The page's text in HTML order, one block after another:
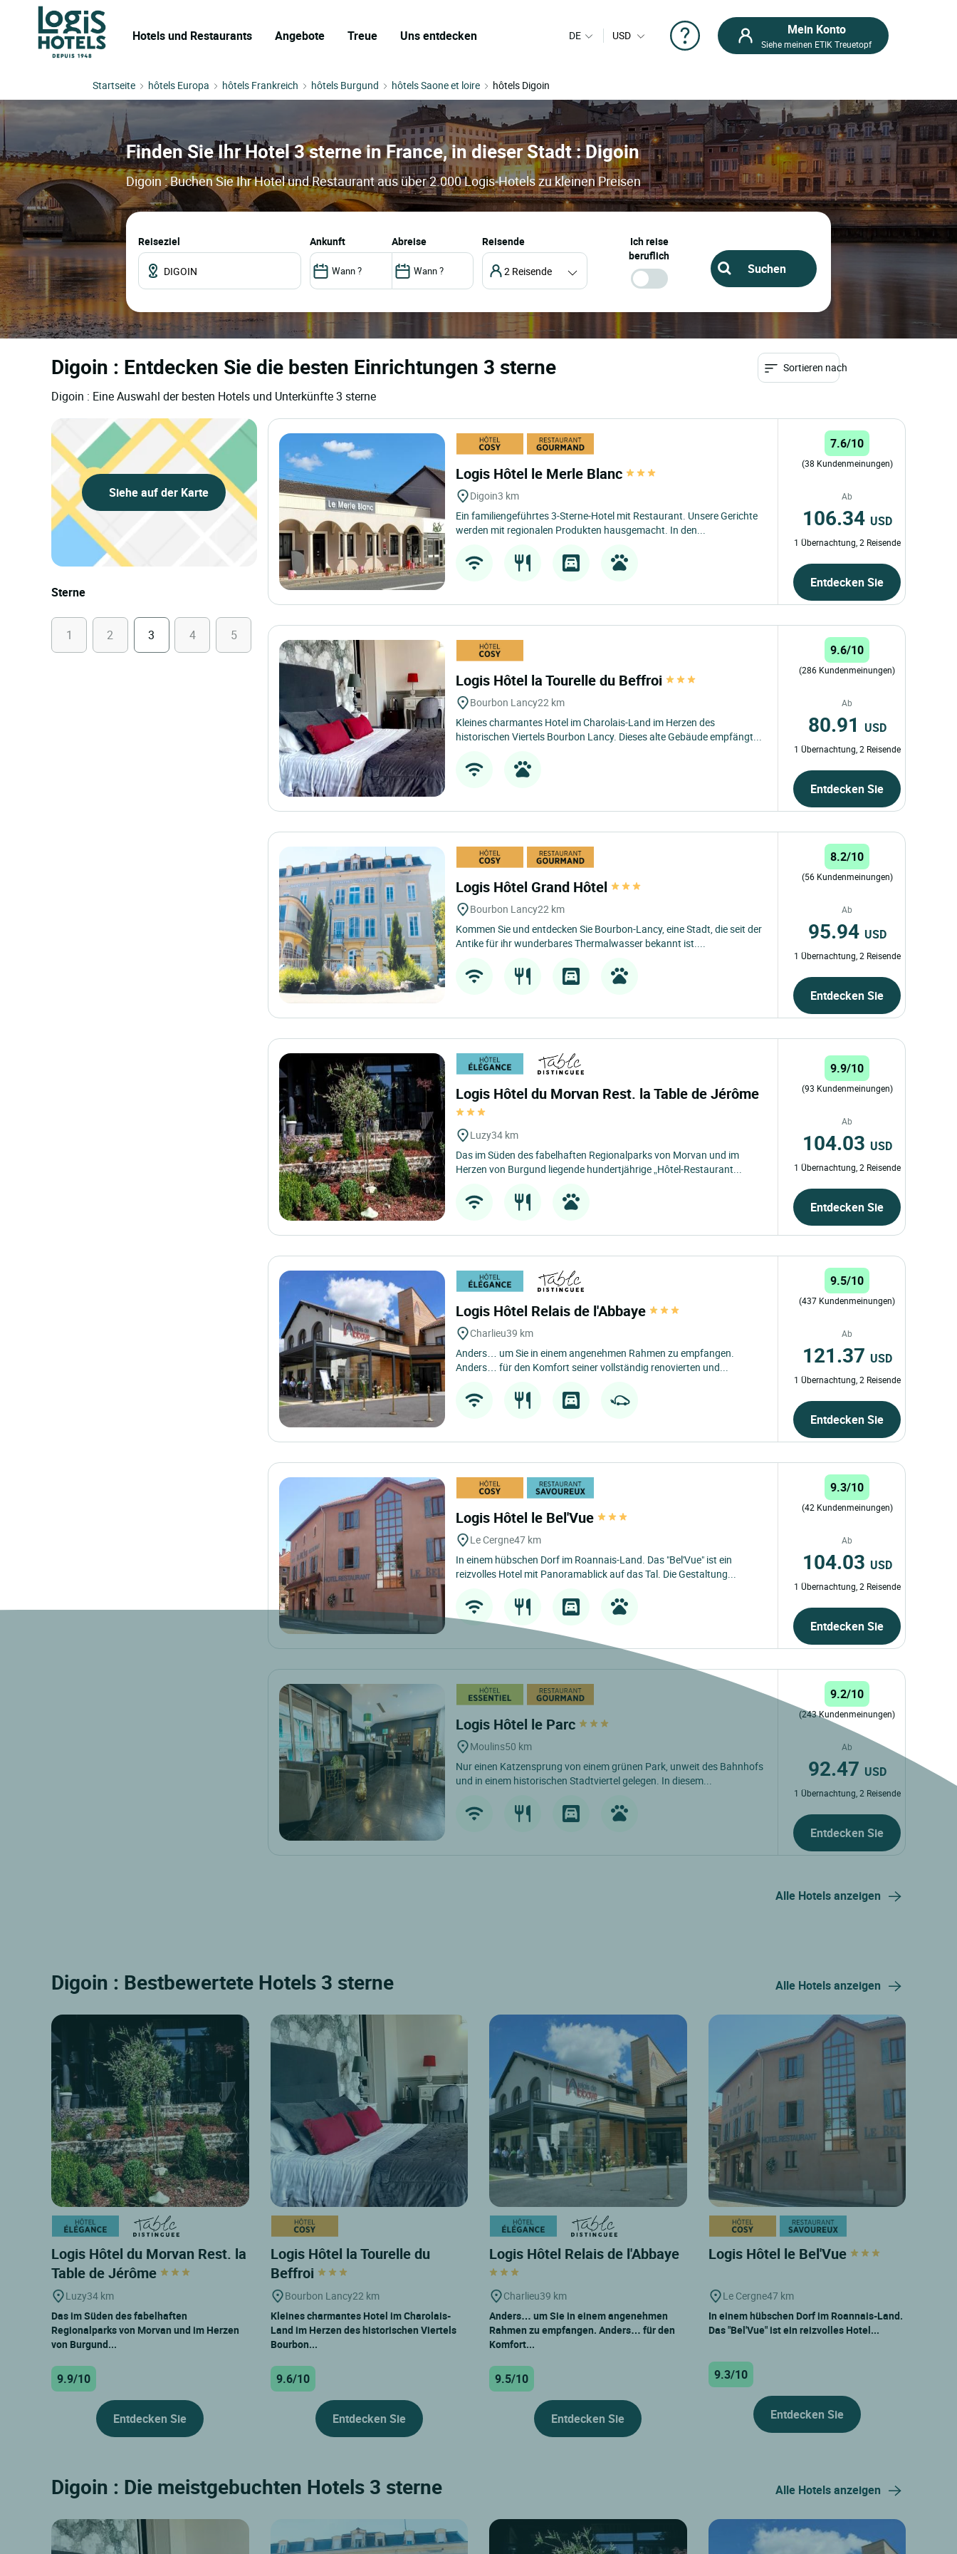
Hotels und Restaurants Angebote Treue Uns entdecken DE USD Mein Konto
Siehe meinen ETIK Treuetopf
Startseite hôtels Europa hôtels Frankreich hôtels Burgund hôtels Saone et loire hôtels Digoin
Finden Sie Ihr Hotel 3 sterne in France, in dieser Stadt : Digoin
Digoin : Buchen Sie Ihr Hotel und Restaurant aus über 2.000 Logis-Hotels zu kleinen Preisen
Reiseziel ankunft abreise Reisende
2 Reisende
Ich reise
beruflich
Digoin : Entdecken Sie die besten Einrichtungen 3 sterne
Digoin : Eine Auswahl der besten Hotels und Unterkünfte 3 sterne
Sortieren nach
Siehe auf der Karte
Sterne
1 2 3 4 5
Logis Hôtel le Merle Blanc
Digoin3 km
Ein familiengeführtes 3-Sterne-Hotel mit Restaurant. Unsere Gerichte
werden mit regionalen Produkten hausgemacht. In den...
7.6/10
(38 Kundenmeinungen)
Ab
106.34 USD
1 Übernachtung, 2 Reisende
Entdecken Sie
Logis Hôtel la Tourelle du Beffroi
Bourbon Lancy22 km
Kleines charmantes Hotel im Charolais-Land im Herzen des
historischen Viertels Bourbon Lancy. Dieses alte Gebäude empfängt...
9.6/10
(286 Kundenmeinungen)
Ab
80.91 USD
1 Übernachtung, 2 Reisende
Entdecken Sie
Logis Hôtel Grand Hôtel
Bourbon Lancy22 km
Kommen Sie und entdecken Sie Bourbon-Lancy, eine Stadt, die seit der
Antike für ihr wunderbares Thermalwasser bekannt ist....
8.2/10
(56 Kundenmeinungen)
Ab
95.94 USD
1 Übernachtung, 2 Reisende
Entdecken Sie
Logis Hôtel du Morvan Rest. la Table de Jérôme
Luzy34 km
Das im Süden des fabelhaften Regionalparks von Morvan und im
Herzen von Burgund liegende hundertjährige „Hôtel-Restaurant...
9.9/10
(93 Kundenmeinungen)
Ab
104.03 USD
1 Übernachtung, 2 Reisende
Entdecken Sie
Logis Hôtel Relais de l'Abbaye
Charlieu39 km
Anders… um Sie in einem angenehmen Rahmen zu empfangen.
Anders… für den Komfort seiner vollständig renovierten und...
9.5/10
(437 Kundenmeinungen)
Ab
121.37 USD
1 Übernachtung, 2 Reisende
Entdecken Sie
Logis Hôtel le Bel'Vue
Le Cergne47 km
In einem hübschen Dorf im Roannais-Land. Das "Bel'Vue" ist ein
reizvolles Hotel mit Panoramablick auf das Tal. Die Gestaltung...
9.3/10
(42 Kundenmeinungen)
Ab
104.03 USD
1 Übernachtung, 2 Reisende
Entdecken Sie
Logis Hôtel le Parc
Moulins50 km
Nur einen Katzensprung von einem grünen Park, unweit des Bahnhofs
und in einem historischen Stadtviertel gelegen. In diesem...
9.2/10
(243 Kundenmeinungen)
Ab
92.47 USD
1 Übernachtung, 2 Reisende
Entdecken Sie
Alle Hotels anzeigen
Digoin : Bestbewertete Hotels 3 sterne Alle Hotels anzeigen
Logis Hôtel du Morvan Rest. la
Table de Jérôme
Luzy34 km
Das im Süden des fabelhaften
Regionalparks von Morvan und im Herzen
von Burgund...
9.9/10
Entdecken Sie
Logis Hôtel la Tourelle du
Beffroi
Bourbon Lancy22 km
Kleines charmantes Hotel im Charolais-
Land im Herzen des historischen Viertels
Bourbon...
9.6/10
Entdecken Sie
Logis Hôtel Relais de l'Abbaye
Charlieu39 km
Anders… um Sie in einem angenehmen
Rahmen zu empfangen. Anders… für den
Komfort...
9.5/10
Entdecken Sie
Logis Hôtel le Bel'Vue
Le Cergne47 km
In einem hübschen Dorf im Roannais-Land.
Das "Bel'Vue" ist ein reizvolles Hotel...
9.3/10
Entdecken Sie
Digoin : Die meistgebuchten Hotels 3 sterne Alle Hotels anzeigen